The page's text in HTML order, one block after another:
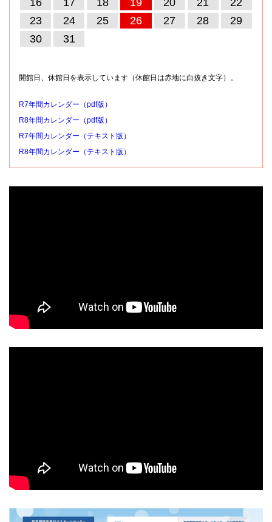
16
17 18 19 20 21
22
23
24 25 26 27 28
29
30
31
開館日、休館日を表示しています（休館日は赤地に白抜き文字）。
R7年間カレンダー（pdf版）
R8年間カレンダー（pdf版）
R7年間カレンダー（テキスト版）
R8年間カレンダー（テキスト版）